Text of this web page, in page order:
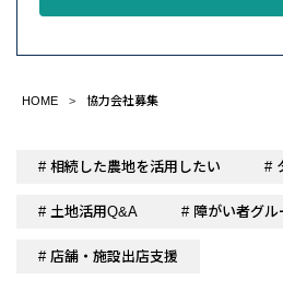
HOME 協力会社募集
# 相続した農地を活用したい #
# 土地活用Q&A # 障がい者グル
# 店舗・施設出店支援